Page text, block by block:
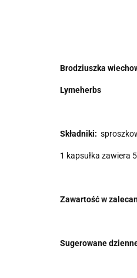
Brodziuszka
Lymeherbs
Składniki:
1 kapsułka zawiera
Zawartość w
Sugerowane